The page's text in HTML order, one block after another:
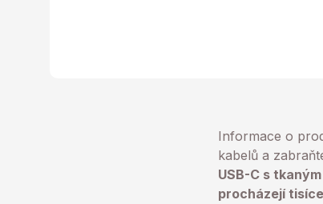
Informace o
kabelů a
USB-C s
procházejí